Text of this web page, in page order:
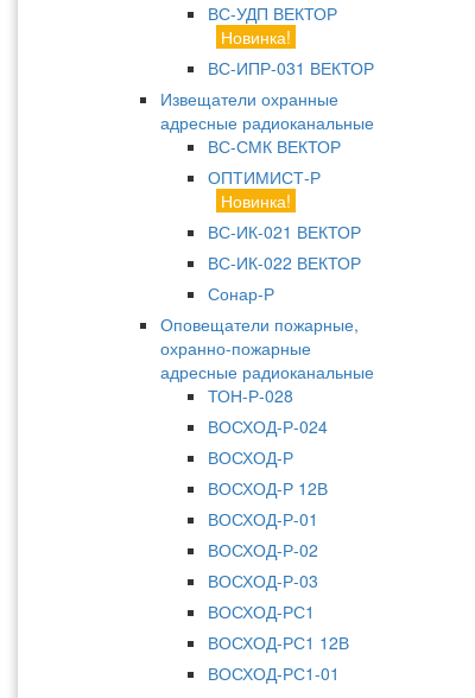
ВС-УДП ВЕКТОР
Новинка!
ВС-ИПР-031 ВЕКТОР
Извещатели охранные
адресные радиоканальные
ВС-СМК ВЕКТОР
ОПТИМИСТ-Р
Новинка!
ВС-ИК-021 ВЕКТОР
ВС-ИК-022 ВЕКТОР
Сонар-Р
Оповещатели пожарные,
охранно-пожарные
адресные радиоканальные
ТОН-Р-028
ВОСХОД-Р-024
ВОСХОД-Р
ВОСХОД-Р 12В
ВОСХОД-Р-01
ВОСХОД-Р-02
ВОСХОД-Р-03
ВОСХОД-РС1
ВОСХОД-РС1 12В
ВОСХОД-РС1-01